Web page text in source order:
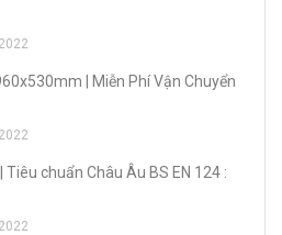
| Miễn Phí Vận Chuyển
chuẩn Châu Âu BS EN 124 :